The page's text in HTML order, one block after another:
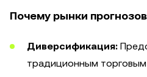
Почему рынки
Диверсификация:
традиционным торговым